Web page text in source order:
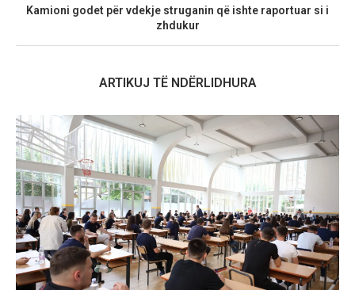
Kamioni godet për vdekje struganin që ishte raportuar si i
zhdukur
ARTIKUJ TË NDËRLIDHURA